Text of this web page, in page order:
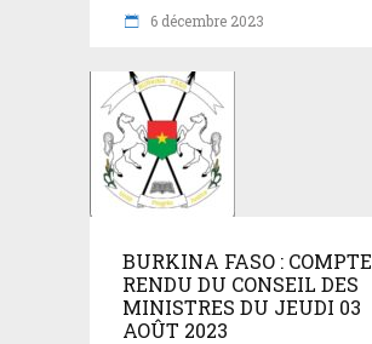
6 décembre 2023
BURKINA FASO : COMPTE
RENDU DU CONSEIL DES
MINISTRES DU JEUDI 03
AOÛT 2023